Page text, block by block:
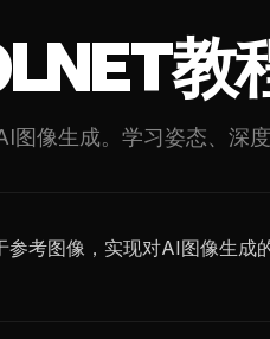
教
像生成。学习姿态、深
考图像，实现对AI图像生成